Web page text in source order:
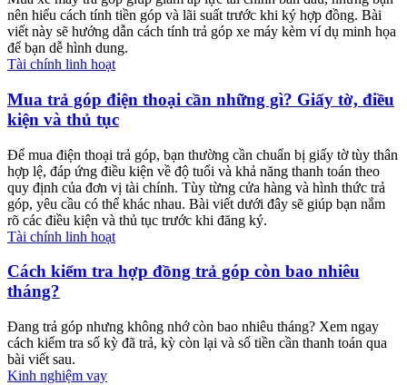
nên hiểu cách tính tiền góp và lãi suất trước khi ký hợp đồng. Bài
viết này sẽ hướng dẫn cách tính trả góp xe máy kèm ví dụ minh họa
để bạn dễ hình dung.
Tài chính linh hoạt
Mua trả góp điện thoại cần những gì? Giấy tờ, điều
kiện và thủ tục
Để mua điện thoại trả góp, bạn thường cần chuẩn bị giấy tờ tùy thân
hợp lệ, đáp ứng điều kiện về độ tuổi và khả năng thanh toán theo
quy định của đơn vị tài chính. Tùy từng cửa hàng và hình thức trả
góp, yêu cầu có thể khác nhau. Bài viết dưới đây sẽ giúp bạn nắm
rõ các điều kiện và thủ tục trước khi đăng ký.
Tài chính linh hoạt
Cách kiểm tra hợp đồng trả góp còn bao nhiêu
tháng?
Đang trả góp nhưng không nhớ còn bao nhiêu tháng? Xem ngay
cách kiểm tra số kỳ đã trả, kỳ còn lại và số tiền cần thanh toán qua
bài viết sau.
Kinh nghiệm vay